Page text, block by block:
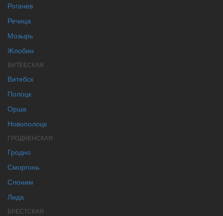
Рогачев
Речица
Мозырь
Жлобин
ВИТЕБСКАЯ
Витебск
Полоцк
Орша
Новополоцк
ГРОДНЕНСКАЯ
Гродно
Сморгонь
Слоним
Лида
БРЕСТСКАЯ